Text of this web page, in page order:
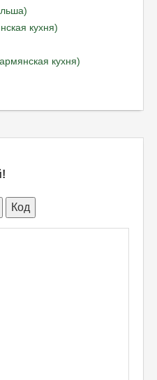
кухня)
кухня)
Код